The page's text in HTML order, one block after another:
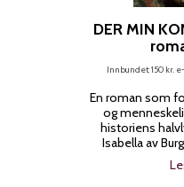
DER MIN
Innbundet: 150 kr.
En roman som
og
historiens
Isabella av